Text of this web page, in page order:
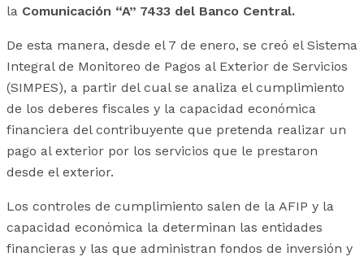
la Comunicación “A” 7433 del Banco Central.
De esta manera, desde el 7 de enero, se creó el Sistema
Integral de Monitoreo de Pagos al Exterior de Servicios
(SIMPES), a partir del cual se analiza el cumplimiento
de los deberes fiscales y la capacidad económica
financiera del contribuyente que pretenda realizar un
pago al exterior por los servicios que le prestaron
desde el exterior.
Los controles de cumplimiento salen de la AFIP y la
capacidad económica la determinan las entidades
financieras y las que administran fondos de inversión y